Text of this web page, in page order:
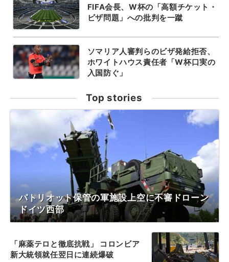
FIFA会長、W杯の「高額チケット・
ビザ問題」への批判を一蹴
ソマリア人審判らのビザ発給拒否、
ホワイトハウス責任者「W杯口実の
入国防ぐ」
Top stories
パトリオット保管の軍施設上空に不審ドローン
ドイツ西部
「麻薬テロと徹底抗戦」 コロンビア
新大統領就任翌日に連続爆破